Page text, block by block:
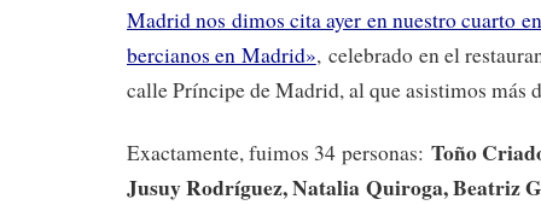
Madrid nos dimos cita ayer en nuestro cuarto
bercianos en Madrid», celebrado en el
calle Príncipe de Madrid, al que asistimos más
Exactamente, fuimos 34 personas: Toño
Jusuy Rodríguez, Natalia Quiroga, Beatriz